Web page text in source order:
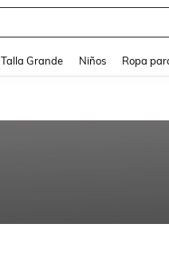
Talla Grande Niños Ropa